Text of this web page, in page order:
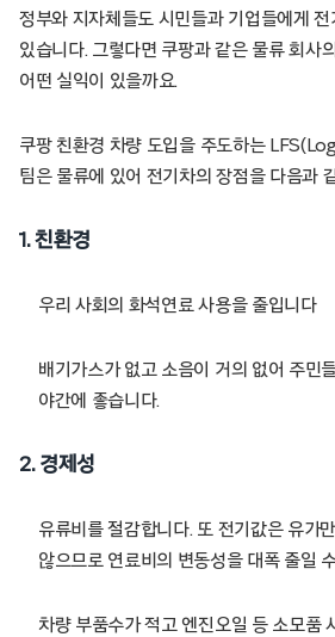
정부와 지자체들도 시민들과 기업들에게
있습니다. 그렇다면 쿠팡과 같은 물류 회사
어떤 실익이 있을까요.
쿠팡 친환경 차량 도입을 주도하는
팀은 물류에 있어 전기차의 장점을 다음과
1.친환경
우리 사회의 화석연료 사용을 줄입니다
배기가스가 없고 소음이 거의 없어 주민
야간에 좋습니다.
2. 경제성
유류비를 절감합니다. 또 전기값은 유가
않으므로 연료비의 변동성을 대폭 줄일
차량 부품수가 적고 엔진오일 등 소모품